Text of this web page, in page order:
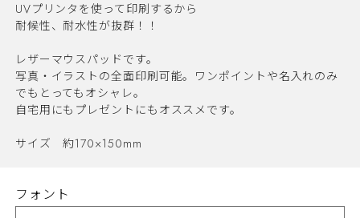
UVプリンタを使って印刷するから
耐候性、耐水性が抜群！！
レザーマウスパッドです。
写真・イラストの全面印刷可能。ワンポイントや名入れのみ
でもとってもオシャレ。
自宅用にもプレゼントにもオススメです。
サイズ 約170×150mm
フォント